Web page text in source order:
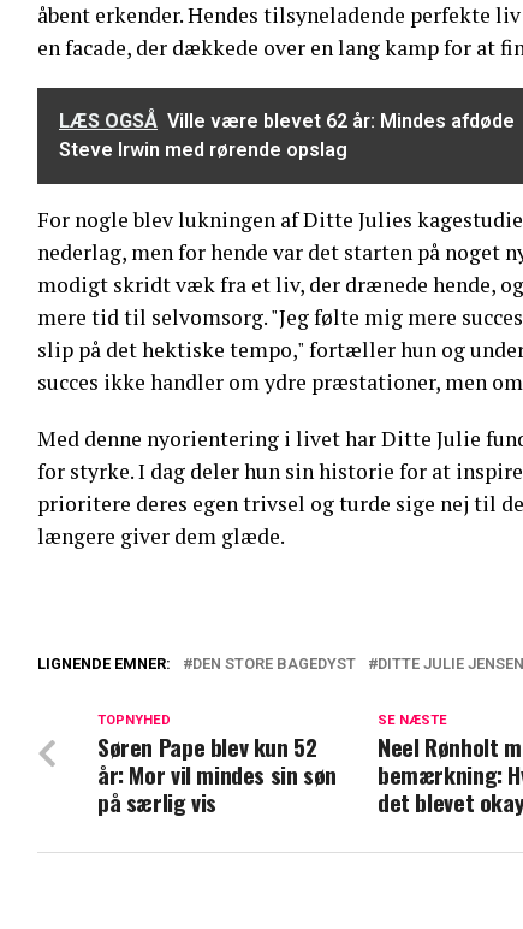
åbent erkender. Hendes tilsyneladende perfekte
en facade, der dækkede over en lang kamp for at
LÆS OGSÅ Ville være blevet 62 år: Mindes afdøde
Steve Irwin med rørende opslag
For nogle blev lukningen af Ditte Julies
nederlag, men for hende var det starten på noget
modigt skridt væk fra et liv, der drænede hende,
mere tid til selvomsorg. "Jeg følte mig mere
slip på det hektiske tempo," fortæller hun og
succes ikke handler om ydre præstationer, men
Med denne nyorientering i livet har Ditte Julie
for styrke. I dag deler hun sin historie for at
prioritere deres egen trivsel og turde sige nej til
længere giver dem glæde.
stjerne
For første gang: Renée Toft Simonsen taler
Hugo
LIGNENDE EMNER: DEN STORE BAGEDYST DITTE JULIE JENSEN
SE NÆSTE
Neel Rønholt
bemærkning:
det blevet
TOPNYHED
Søren Pape blev kun 52
år: Mor vil mindes sin søn
på særlig vis